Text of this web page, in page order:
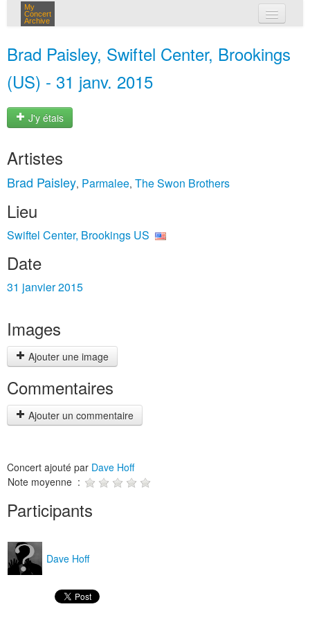
My
Concert
Archive
Brad Paisley, Swiftel Center, Brookings
(US) - 31 janv. 2015
J'y étais
Artistes
Brad Paisley, Parmalee, The Swon Brothers
Lieu
Swiftel Center, Brookings US
Date
31 janvier 2015
Images
Ajouter une image
Commentaires
Ajouter un commentaire
Concert ajouté par Dave Hoff
Note moyenne :
Participants
Dave Hoff